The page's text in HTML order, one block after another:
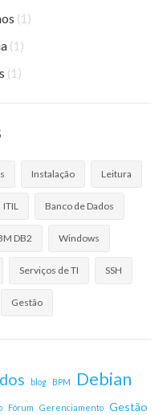
(1)
(1)
(1)
Instalação Leitura
ITIL Banco de Dados
DB2 Windows
Serviços de TI SSH
Gestão
blog BPM Debian
Fórum Gerenciamento Gestão